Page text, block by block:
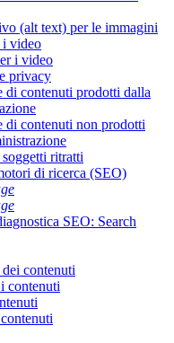
(alt text) per le immagini
i video
i video
privacy
di contenuti prodotti dalla
di contenuti non prodotti
ritratti
di ricerca (SEO)
SEO: Search
contenuti
contenuti